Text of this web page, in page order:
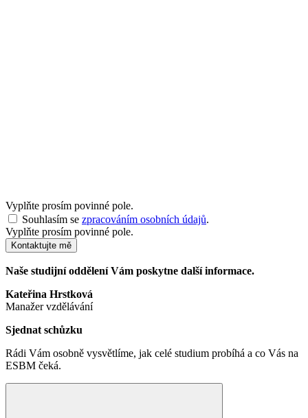
Vyplňte prosím povinné pole.
Souhlasím se zpracováním osobních údajů.
Vyplňte prosím povinné pole.
Kontaktujte mě
Naše studijní oddělení Vám poskytne další informace.
Kateřina Hrstková
Manažer vzdělávání
Sjednat schůzku
Rádi Vám osobně vysvětlíme, jak celé studium probíhá a co Vás na
ESBM čeká.